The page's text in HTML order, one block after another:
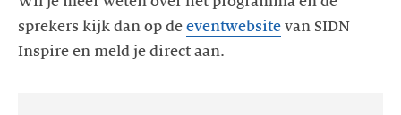
sprekers kijk dan op de eventwebsite van SIDN
Inspire en meld je direct aan.